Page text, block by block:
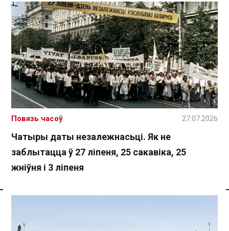
Чатыры даты незалежнасьці. Як не
заблытацца ў 27 ліпеня, 25 сакавіка, 25
жніўня і 3 ліпеня
Повязь часоў 27.07.2026